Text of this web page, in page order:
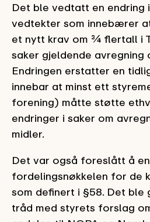
Det ble vedtatt en endring
vedtekter som innebærer
et nytt krav om ¾ flertall i
saker gjeldende avregning
Endringen erstatter en
innebar at minst ett
forening) måtte støtte
endringer i saker om
midler.
Det var også foreslått å
fordelingsnøkkelen for de
som definert i §58. Det ble
tråd med styrets forslag